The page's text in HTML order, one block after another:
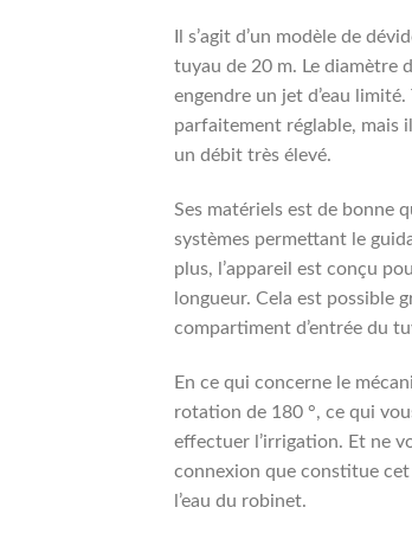
Il s’agit d’un modèle de
tuyau de 20 m. Le diamètre
engendre un jet d’eau
parfaitement réglable, mais
un débit très élevé.
Ses matériels est de bonne
systèmes permettant le
plus, l’appareil est conçu
longueur. Cela est possible
compartiment d’entrée du
En ce qui concerne le
rotation de 180 °, ce qui
effectuer l’irrigation. Et ne
connexion que constitue
l’eau du robinet.